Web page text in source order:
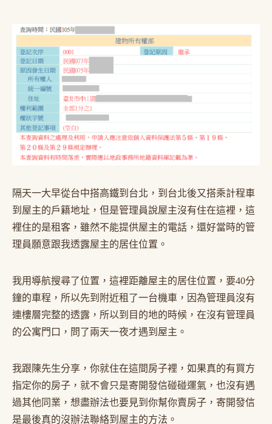
隔天一大早從台中搭高鐵到台北，到台北後又搭乘計程車
到屋主的戶籍地址，但是管理員說屋主沒有住在這裡，這
裡住的是租客，雖然不能提供屋主的電話，還好當時的管
理員願意跟我透露屋主的居住位置。
我用導航搜尋了位置，這裡距離屋主的居住位置，要40分
鐘的車程，所以先到附近租了一台機車，因為管理員沒有
連樓層完整的透露，所以到目的地的時候，在沒有管理員
的公寓門口，問了兩天一夜才遇到屋主。
我跟陳先生分享，你就住在這間房子裡，如果真的有買方
指定你的房子，就不會只是寄開發信碰碰運氣，也沒有遇
過其他同業，想盡辦法也要見到你幫你賣房子，寄開發信
是最後真的沒辦法聯絡到屋主的方法。